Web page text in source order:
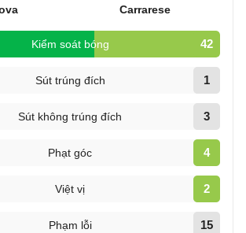
Carrarese
Kiểm soát bóng 42
Sút trúng đích 1
Sút không trúng đích 3
Phạt góc 4
Việt vị 2
Phạm lỗi 15